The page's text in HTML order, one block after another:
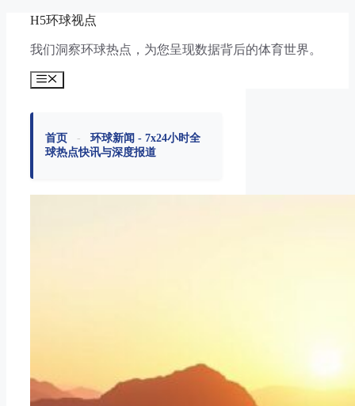
H5环球视点
我们洞察环球热点，为您呈现数据背后的体育世界。
菜
首页 -
环球新闻 - 7x24小时全
球热点快讯与深度报道